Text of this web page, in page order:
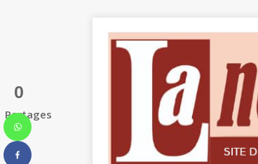
0
Partages